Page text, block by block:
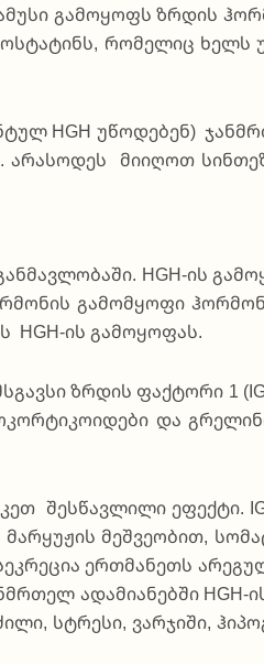
გა­მო­ყოფს ზრდის
რო­მე­ლიც ხელს
HGH უწო­დე­ბენ)
მი­ი­ღოთ
HGH-ის
გა­მომ­ყო­ფი
HGH-ის გა­მო­ყო­ფას.
ზრდის ფაქ­ტო­რი 1
და
შე­სწავ­ლი­ლი ეფექ­ტი.
მეშ­ვე­ო­ბით,
ერ­თმა­ნეთს
ადა­მი­ა­ნებ­ში HGH-
სტრე­სი, ვარ­ჯი­ში,